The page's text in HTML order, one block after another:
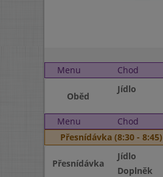
Menu
Chod
Oběd
Jídlo
Menu Chod
Přesnídávka (8:30 - 8:45)
Přesnídávka
Jídlo
Doplněk